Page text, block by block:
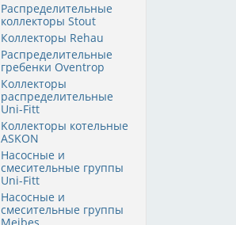
Распределительные
коллекторы Stout
Коллекторы Rehau
Распределительные
гребенки Oventrop
Коллекторы
распределительные
Uni-Fitt
Kоллекторы котельные
ASKON
Насосные и
смесительные группы
Uni-Fitt
Насосные и
смесительные группы